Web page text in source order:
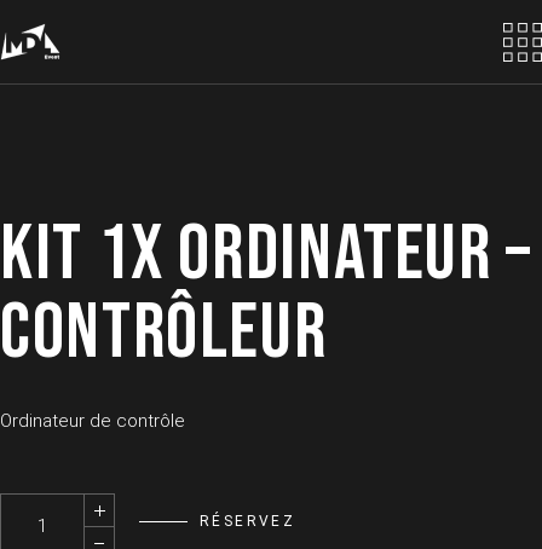
the
content
KIT 1X ORDINATEUR –
CONTRÔLEUR
Ordinateur de contrôle
Kit 1x Ordinateur - Contrôleur quantity
RÉSERVEZ